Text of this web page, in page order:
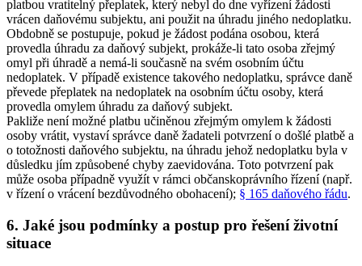
platbou vratitelný přeplatek, který nebyl do dne vyřízení žádosti
vrácen daňovému subjektu, ani použit na úhradu jiného nedoplatku.
Obdobně se postupuje, pokud je žádost podána osobou, která
provedla úhradu za daňový subjekt, prokáže-li tato osoba zřejmý
omyl při úhradě a nemá-li současně na svém osobním účtu
nedoplatek. V případě existence takového nedoplatku, správce daně
převede přeplatek na nedoplatek na osobním účtu osoby, která
provedla omylem úhradu za daňový subjekt.
Pakliže není možné platbu učiněnou zřejmým omylem k žádosti
osoby vrátit, vystaví správce daně žadateli potvrzení o došlé platbě a
o totožnosti daňového subjektu, na úhradu jehož nedoplatku byla v
důsledku jím způsobené chyby zaevidována. Toto potvrzení pak
může osoba případně využít v rámci občanskoprávního řízení (např.
v řízení o vrácení bezdůvodného obohacení); § 165 daňového řádu.
6. Jaké jsou podmínky a postup pro řešení životní
situace